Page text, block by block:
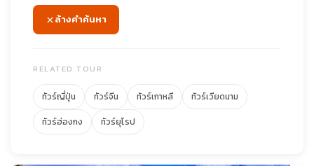
ล้างคำค้นหา
RELATED TOUR
ทัวร์ญี่ปุ่น ทัวร์จีน ทัวร์เกาหลี
ทัวร์เวียดนาม
ทัวร์ฮ่องกง
ทัวร์ยุโรป